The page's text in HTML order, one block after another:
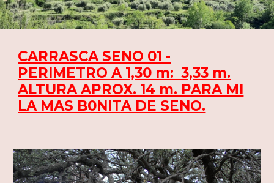
CARRASCA SENO 01 -
PERIMETRO A 1,30 m: 3,33 m.
ALTURA APROX. 14 m. PARA MI
LA MAS B0NITA DE SENO.